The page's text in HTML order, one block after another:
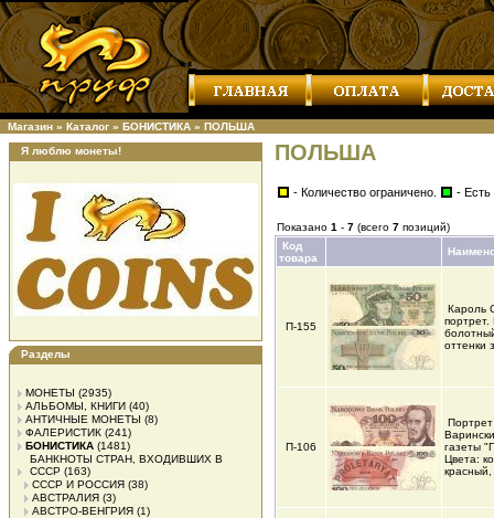
Магазин » Каталог » БОНИСТИКА » ПОЛЬША
Я люблю монеты!
Разделы
МОНЕТЫ (2935)
АЛЬБОМЫ, КНИГИ (40)
АНТИЧНЫЕ МОНЕТЫ (8)
ФАЛЕРИСТИК (241)
БОНИСТИКА (1481)
БАНКНОТЫ СТРАН, ВХОДИВШИХ В
СССР (163)
СССР И РОССИЯ (38)
АВСТРАЛИЯ (3)
АВСТРО-ВЕНГРИЯ (1)
ПОЛЬША
- Количество ограничено. - Есть
Показано 1 - 7 (всего 7 позиций)
Код
товара
П-155
Кароль
портрет.
оттенки
П-106
газеты
Цвета: